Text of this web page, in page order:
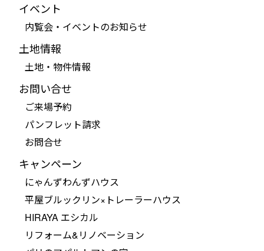
イベント
内覧会・イベントのお知らせ
土地情報
土地・物件情報
お問い合せ
ご来場予約
パンフレット請求
お問合せ
キャンペーン
にゃんずわんずハウス
平屋ブルックリン×トレーラーハウス
HIRAYA エシカル
リフォーム&リノベーション